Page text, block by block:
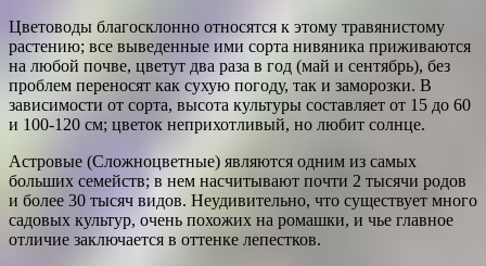
Цветоводы благосклонно относятся к этому травянистому
растению; все выведенные ими сорта нивяника приживаются
на любой почве, цветут два раза в год (май и сентябрь), без
проблем переносят как сухую погоду, так и заморозки. В
зависимости от сорта, высота культуры составляет от 15 до 60
и 100-120 см; цветок неприхотливый, но любит солнце.
Астровые (Сложноцветные) являются одним из самых
больших семейств; в нем насчитывают почти 2 тысячи родов
и более 30 тысяч видов. Неудивительно, что существует много
садовых культур, очень похожих на ромашки, и чье главное
отличие заключается в оттенке лепестков.